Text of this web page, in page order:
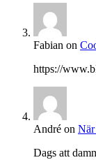
Fabian on
https://
André on När
Dags att